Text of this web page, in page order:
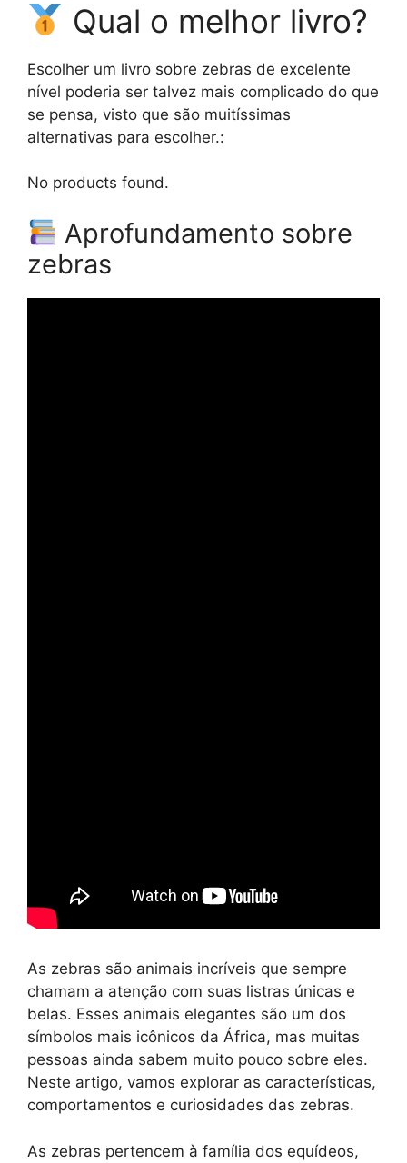
Qual o melhor livro?
Escolher um livro sobre zebras de excelente
nível poderia ser talvez mais complicado do que
se pensa, visto que são muitíssimas
alternativas para escolher.:
No products found.
Aprofundamento sobre
zebras
As zebras são animais incríveis que sempre
chamam a atenção com suas listras únicas e
belas. Esses animais elegantes são um dos
símbolos mais icônicos da África, mas muitas
pessoas ainda sabem muito pouco sobre eles.
Neste artigo, vamos explorar as características,
comportamentos e curiosidades das zebras.
As zebras pertencem à família dos equídeos,